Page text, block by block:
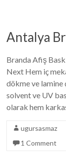
Antalya
Branda Afiş
Next Hem iç
dökme ve
solvent ve UV
olarak hem
ugursasmaz
1 Comment